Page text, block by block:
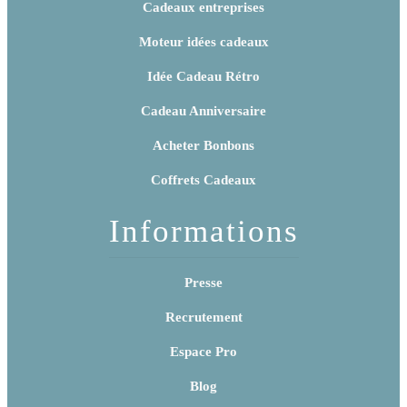
Cadeaux entreprises
Moteur idées cadeaux
Idée Cadeau Rétro
Cadeau Anniversaire
Acheter Bonbons
Coffrets Cadeaux
Informations
Presse
Recrutement
Espace Pro
Blog